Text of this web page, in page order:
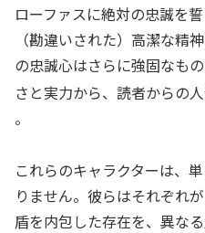
ローファスに絶対の忠誠を
（勘違いされた）高潔な精
の忠誠心はさらに強固なも
さと実力から、読者からの
。
これらのキャラクターは、
りません。彼らはそれぞれ
盾を内包した存在を、異な